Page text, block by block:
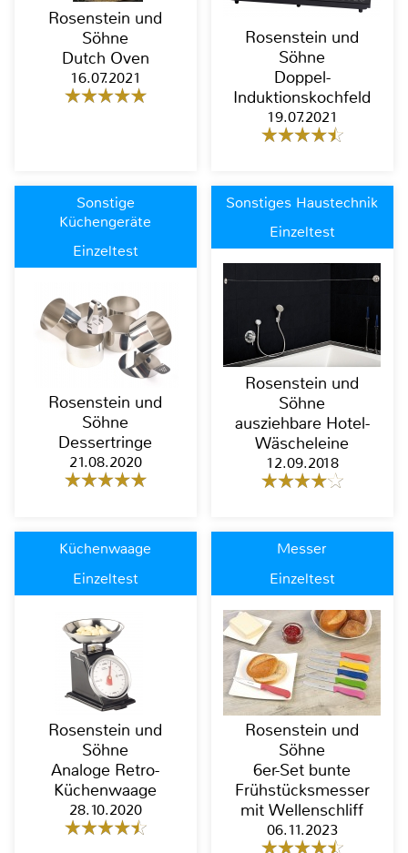
Rosenstein und
Söhne
Dutch Oven
16.07.2021
Rosenstein und
Söhne
Doppel-
Induktionskochfeld
19.07.2021
Sonstige
Küchengeräte
Einzeltest
Rosenstein und
Söhne
Dessertringe
21.08.2020
Sonstiges Haustechnik
Einzeltest
Rosenstein und
Söhne
ausziehbare Hotel-
Wäscheleine
12.09.2018
Küchenwaage
Einzeltest
Rosenstein und
Söhne
Analoge Retro-
Küchenwaage
28.10.2020
Messer
Einzeltest
Rosenstein und
Söhne
6er-Set bunte
Frühstücksmesser
mit Wellenschliff
06.11.2023